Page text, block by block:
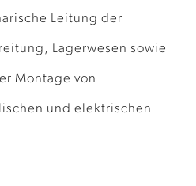
Leitung der
Lagerwesen sowie
Montage von
und elektrischen